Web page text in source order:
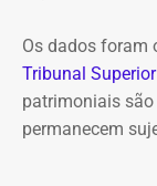
Globo”
Os dados foram
Tribunal
patrimoniais
permanecem